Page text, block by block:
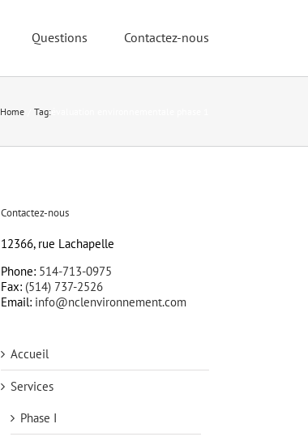
Questions Contactez-nous
Home Tag:
Contactez-nous
12366, rue Lachapelle
Phone: 514-713-0975
Fax: (514) 737-2526
Email: info@nclenvironnement.com
Accueil
Services
Phase I